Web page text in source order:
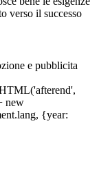
verso il successo